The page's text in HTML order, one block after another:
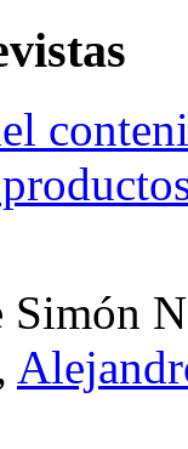
Simón